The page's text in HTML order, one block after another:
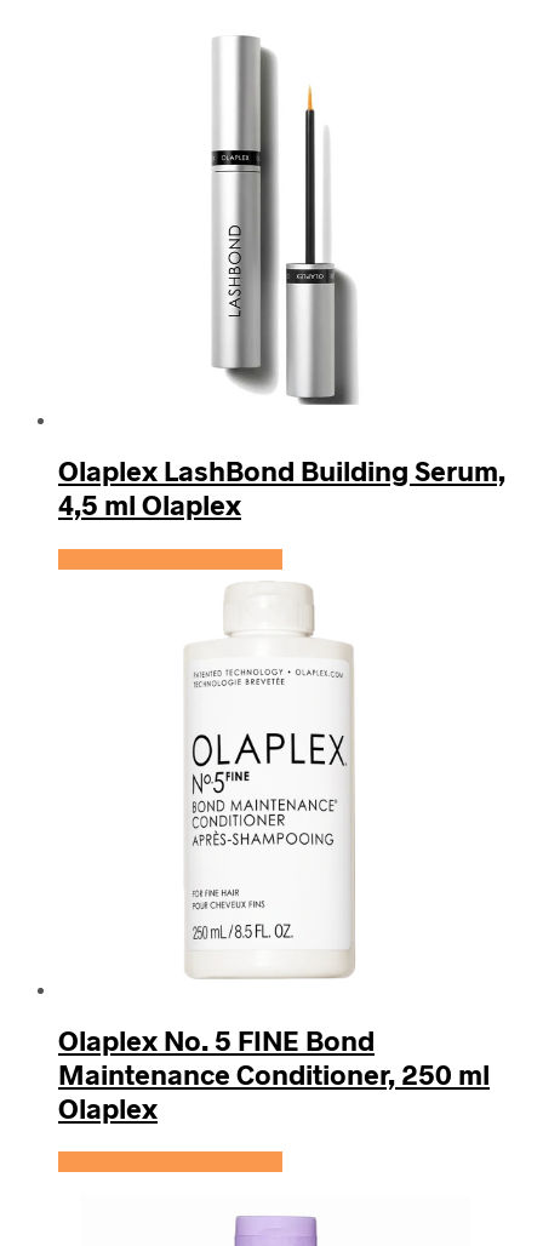
Olaplex LashBond Building Serum,
4,5 ml Olaplex
Olaplex No. 5 FINE Bond
Maintenance Conditioner, 250 ml
Olaplex